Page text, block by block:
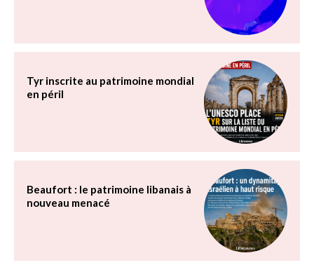
Tyr inscrite au patrimoine mondial
en péril
Beaufort : le patrimoine libanais à
nouveau menacé